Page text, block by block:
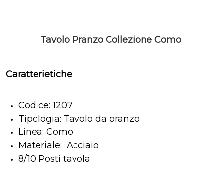
Tavolo Pranzo Collezione Como
Caratterietiche
Codice: 1207
Tipologia: Tavolo da pranzo
Linea: Como
Materiale: Acciaio
8/10 Posti tavola